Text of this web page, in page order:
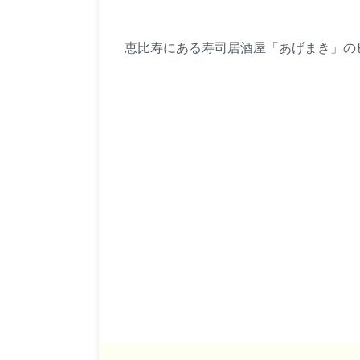
恵比寿にある寿司居酒屋「あげまき」の